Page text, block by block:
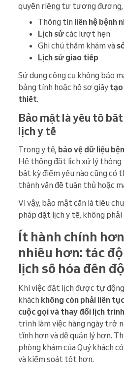
quyền riêng tư tương đương,
Thông tin liên hệ bệnh
Lịch sửcác lượt hẹn
Ghi chú thăm khám và
Lịch sử giao tiếp
Sử dụng công cụ không bảo
bảng tính hoặc hồ sơ giấy tạo
thiết.
Bảo mật là yếu tố
lịch y tế
Trong y tế, bảo vệ dữ liệu
Hệ thống đặt lịch xử lý thông
bất kỳ điểm yếu nào cũng có
thành vấn đề tuân thủ hoặc
Vì vậy, bảo mật cần là tiêu
pháp đặt lịch y tế, không phải
Ít hành chính
nhiều hơn: tác
lịch số hóa đến
Khi việc đặt lịch được tự động
khách không còn phải liên
cuộc gọi và thay đổi lịch trình
trình làm việc hàng ngày trở
tĩnh hơn và dễ quản lý hơn.
phòng khám của Quý khách
và kiểm soát tốt hơn.